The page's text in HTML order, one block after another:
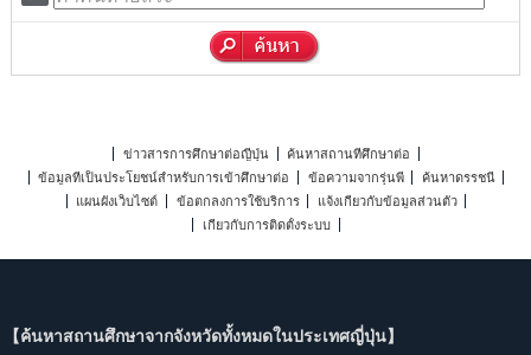
ข่าวสารการศึกษาต่อญี่ปุ่น
ค้นหาสถานที่ศึกษาต่อ
ข้อมูลที่เป็นประโยชน์สำหรับการเข้าศึกษาต่อ
ข้อความจากรุ่นพี่
ค้นหาดรรชนี
แผนผังเว็บไซต์
ข้อตกลงการใช้บริการ
แจ้งเกี่ยวกับข้อมูลส่วนตัว
เกี่ยวกับการติดตั้งระบบ
【ค้นหาสถานศึกษาจากจังหวัดทั้งหมดในประเทศญี่ปุ่น】